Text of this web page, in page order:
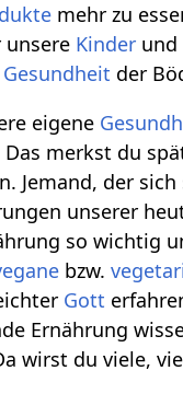
mehr zu
Kinder und
Gesundheit der
eigene
merkst du
Jemand, der
unserer
so wichtig
bzw.
Gott
Ernährung
wirst du viele,